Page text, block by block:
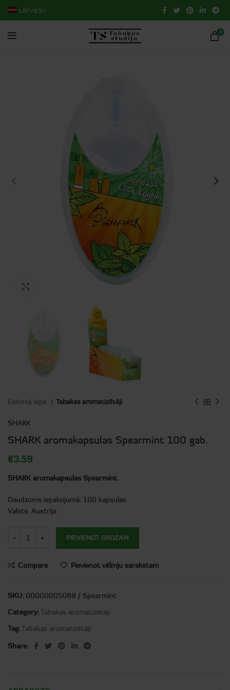
LATVIEŠU
0
Galvenā lapa Tabakas aromatizētāji
SHARK
SHARK aromakapsulas Spearmint 100 gab.
€3.59
SHARK aromakapsulas Spearmint.
Daudzums iepakojumā: 100 kapsulas
Valsts: Austrija
PIEVIENOT GROZAM
Compare Pievienot vēlmju sarakstam
SKU: 00000005088 / Spearmint
Category:Tabakas aromatizētāji
Tag:Tabakas aromatizētāji
Share: